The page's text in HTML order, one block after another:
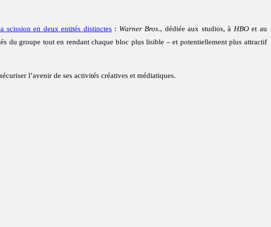
scission en deux entités distinctes: Warner Bros., dédiée aux studios, à HBOet au
du groupe tout en rendant chaque bloc plus lisible – et potentiellement plus attractif
l’avenir de ses activités créatives et médiatiques.